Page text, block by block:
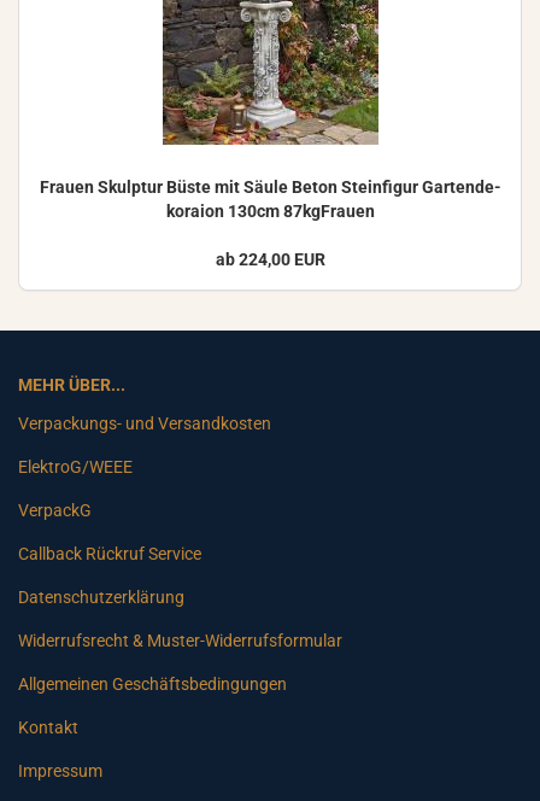
Frau­en Skulp­tur Büste mit Säule Beton Stein­fi­gur Gar­ten­de­
ko­rai­on 130cm 87kgFrauen
ab 224,00 EUR
MEHR ÜBER...
Verpackungs- und Versandkosten
ElektroG/WEEE
VerpackG
Callback Rückruf Service
Datenschutzerklärung
Widerrufsrecht & Muster-Widerrufsformular
Allgemeinen Geschäftsbedingungen
Kontakt
Impressum